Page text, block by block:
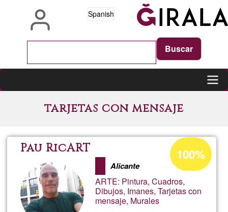
Spanish
navigation
tarjetas con mensaje
Pau RicART
Alicante
ARTE: Pintura, Cuadros,
Dibujos, Imanes, Tarjetas con
mensaje, Murales
Porcentaje
de
aceptación
de
100%